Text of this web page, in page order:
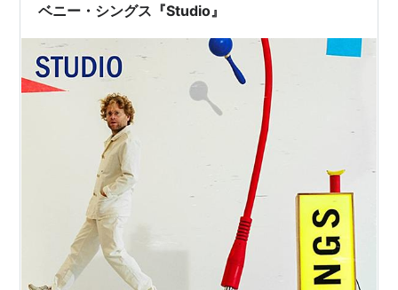
ベニー・シングス『Studio』